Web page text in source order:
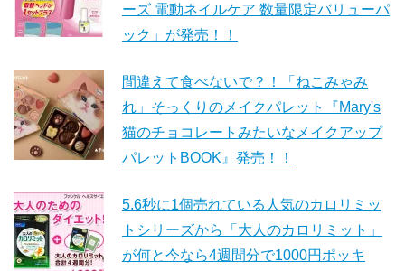
ーズ 電動ネイルケア 数量限定バリューパ
ック」が発売！！
間違えて食べないで？！「ねこみゃみ
れ」そっくりのメイクパレット『Mary's
猫のチョコレートみたいなメイクアップ
パレットBOOK』発売！！
5.6秒に1個売れている人気のカロリミッ
トシリーズから「大人のカロリミット」
が何と今なら4週間分で1000円ポッキ